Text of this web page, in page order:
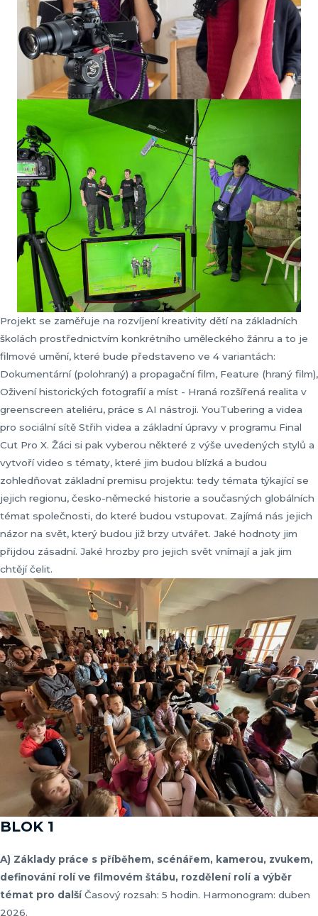
Projekt se zaměřuje na rozvíjení kreativity dětí na základních
školách prostřednictvím konkrétního uměleckého žánru a to je
filmové umění, které bude představeno ve 4 variantách:
Dokumentární (polohraný) a propagační film, Feature (hraný film),
Oživení historických fotografií a míst - Hraná rozšířená realita v
greenscreen ateliéru, práce s AI nástroji. YouTubering a videa
pro sociální sítě Střih videa a základní úpravy v programu Final
Cut Pro X. Žáci si pak vyberou některé z výše uvedených stylů a
vytvoří video s tématy, které jim budou blízká a budou
zohledňovat základní premisu projektu: tedy témata týkající se
jejich regionu, česko-německé historie a současných globálních
témat společnosti, do které budou vstupovat. Zajímá nás jejich
názor na svět, který budou již brzy utvářet. Jaké hodnoty jim
přijdou zásadní. Jaké hrozby pro jejich svět vnímají a jak jim
chtějí čelit.
BLOK 1
A) Základy práce s příběhem, scénářem, kamerou, zvukem,
definování rolí ve filmovém štábu, rozdělení rolí a výběr
témat pro dalšíČasový rozsah: 5 hodin. Harmonogram: duben
2026.